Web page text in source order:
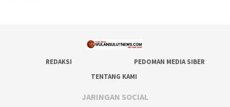
REDAKSI
PEDOMAN MEDIA SIBER
TENTANG KAMI
JARINGAN SOCIAL